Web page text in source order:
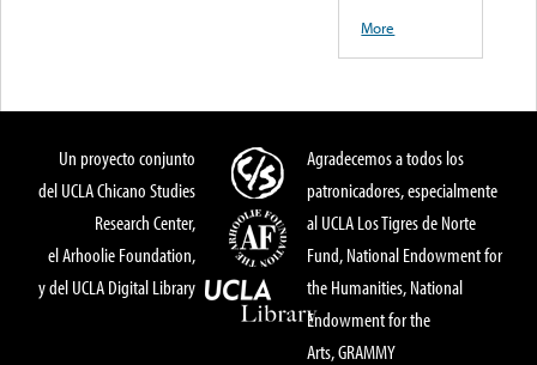
More
Un proyecto conjunto
del UCLA Chicano Studies
Research Center,
el Arhoolie Foundation,
y del UCLA Digital Library
Agradecemos a todos los
patronicadores, especialmente
al UCLA Los Tigres de Norte
Fund, National Endowment for
the Humanities, National
Endowment for the
Arts, GRAMMY